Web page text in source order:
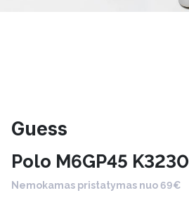
Guess
Polo M6GP45 K3230
Nemokamas pristatymas nuo 69€